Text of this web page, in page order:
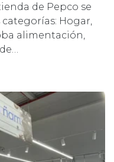
de Pepco se
Hogar,
alimentación,